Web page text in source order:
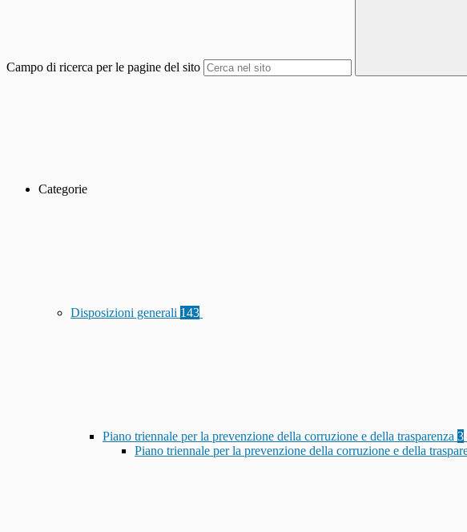
Campo di ricerca per le pagine del sito
Categorie
Disposizioni generali 143
Piano triennale per la prevenzione della corruzione e della trasparenza 3
Piano triennale per la prevenzione della corruzione e della